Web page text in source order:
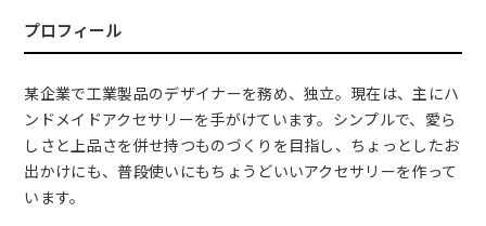
プロフィール
某企業で工業製品のデザイナーを務め、独立。現在は、主にハ
ンドメイドアクセサリーを手がけています。シンプルで、愛ら
しさと上品さを併せ持つものづくりを目指し、ちょっとしたお
出かけにも、普段使いにもちょうどいいアクセサリーを作って
います。